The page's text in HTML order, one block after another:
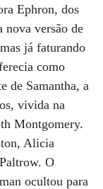
Ephron, dos
nova versão de
já faturando
como
de Samantha, a
vivida na
Montgomery.
Alicia
O
ocultou para